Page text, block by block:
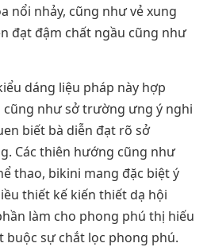
nổi nhảy, cũng như vẻ xung
đạt đậm chất ngầu cũng như
dáng liệu pháp này hợp
như sở trường ưng ý nghi
biết bà diễn đạt rõ sở
Các thiên hướng cũng như
thao, bikini mang đặc biệt ý
thiết kế kiến thiết dạ hội
làm cho phong phú thị hiếu
sự chắt lọc phong phú.